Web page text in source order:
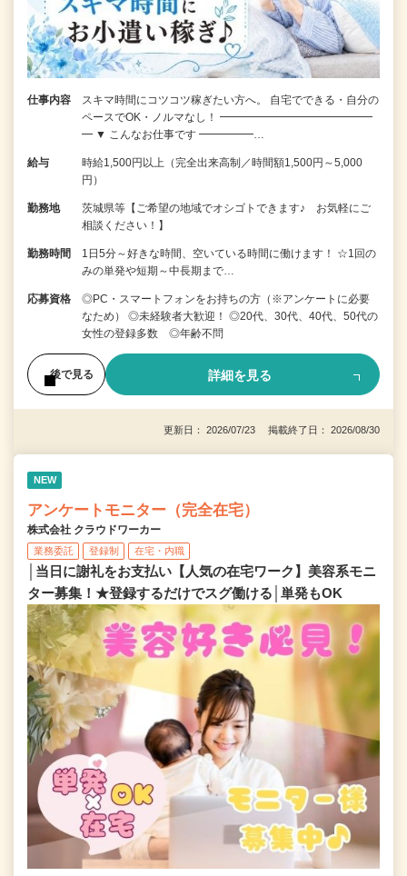
仕事内容
スキマ時間にコツコツ稼ぎたい方へ。 自宅でできる・自分の
ペースでOK・ノルマなし！ ━━━━━━━━━━━━━━
━ ▼ こんなお仕事です ━━━━━…
給与
時給1,500円以上（完全出来高制／時間額1,500円～5,000
円）
勤務地
茨城県等【ご希望の地域でオシゴトできます♪ お気軽にご
相談ください！】
勤務時間
1日5分～好きな時間、空いている時間に働けます！ ☆1回の
みの単発や短期～中長期まで…
応募資格
◎PC・スマートフォンをお持ちの方（※アンケートに必要
なため） ◎未経験者大歓迎！ ◎20代、30代、40代、50代の
女性の登録多数 ◎年齢不問
後で見る 詳細を見る
更新日： 2026/07/23 掲載終了日： 2026/08/30
NEW
アンケートモニター（完全在宅）
株式会社 クラウドワーカー
業務委託 登録制 在宅・内職
│当日に謝礼をお支払い【人気の在宅ワーク】美容系モニ
ター募集！★登録するだけでスグ働ける│単発もOK